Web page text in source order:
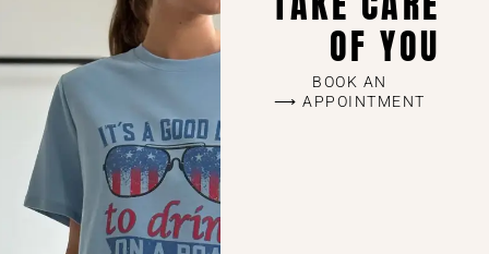
OF YOU
BOOK AN
APPOINTMENT ⟶